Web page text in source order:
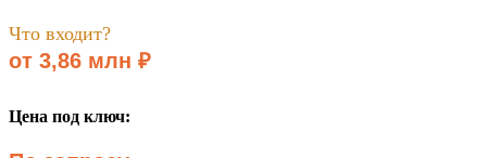
Что входит?
от 3,86 млн ₽
Цена под ключ: